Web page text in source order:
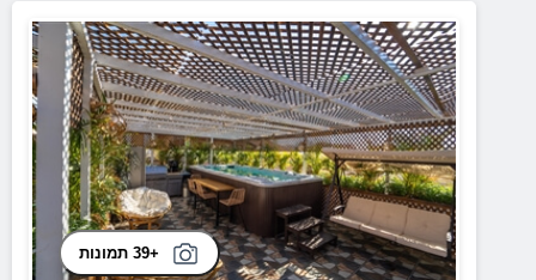
+39 תמונות